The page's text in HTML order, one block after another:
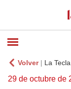
Volver| La
29 de octubre de